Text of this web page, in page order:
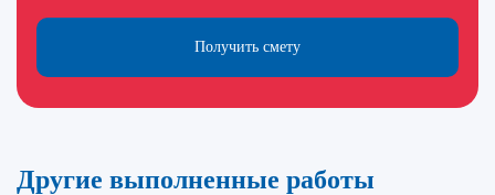
Получить смету
Другие выполненные работы